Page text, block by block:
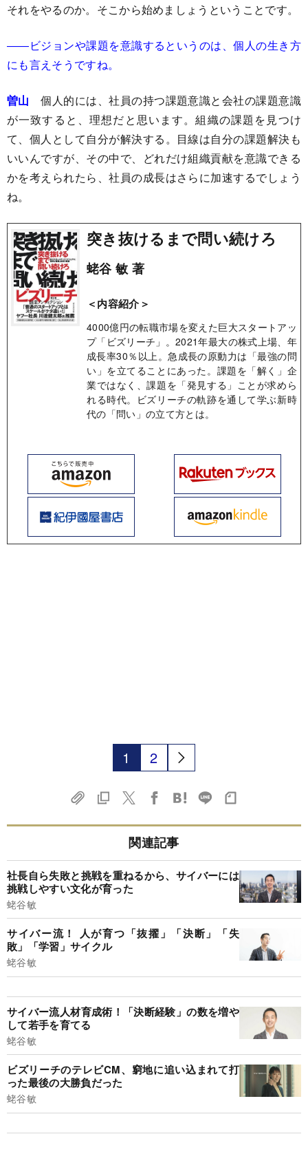
それをやるのか。そこから始めましょうということです。
――ビジョンや課題を意識するというのは、個人の生き方
にも言えそうですね。
曽山個人的には、社員の持つ課題意識と会社の課題意識
が一致すると、理想だと思います。組織の課題を見つけ
て、個人として自分が解決する。目線は自分の課題解決も
いいんですが、その中で、どれだけ組織貢献を意識できる
かを考えられたら、社員の成長はさらに加速するでしょう
ね。
突き抜けるまで問い続けろ
蛯谷 敏 著
＜内容紹介＞
4000億円の転職市場を変えた巨大スタートアッ
プ「ビズリーチ」。2021年最大の株式上場、年
成長率30％以上。急成長の原動力は「最強の問
い」を立てることにあった。課題を「解く」企
業ではなく、課題を「発見する」ことが求めら
れる時代。ビズリーチの軌跡を通して学ぶ新時
代の「問い」の立て方とは。
1 2
関連記事
社長自ら失敗と挑戦を重ねるから、サイバーには
挑戦しやすい文化が育った
蛯谷敏
サイバー流！ 人が育つ「抜擢」「決断」「失
敗」「学習」サイクル
蛯谷敏
サイバー流人材育成術！「決断経験」の数を増や
して若手を育てる
蛯谷敏
ビズリーチのテレビCM、窮地に追い込まれて打
った最後の大勝負だった
蛯谷敏